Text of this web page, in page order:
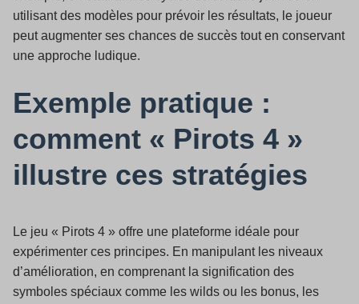
utilisant des modèles pour prévoir les résultats, le joueur
peut augmenter ses chances de succès tout en conservant
une approche ludique.
Exemple pratique :
comment « Pirots 4 »
illustre ces stratégies
Le jeu « Pirots 4 » offre une plateforme idéale pour
expérimenter ces principes. En manipulant les niveaux
d’amélioration, en comprenant la signification des
symboles spéciaux comme les wilds ou les bonus, les